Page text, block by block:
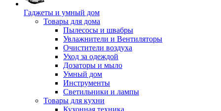
Гаджеты и умный дом
Товары для дома
Пылесосы и швабры
Увлажнители и Вентиляторы
Очистители воздуха
Уход за одеждой
Дозаторы и мыло
Умный дом
Инструменты
Светильники и лампы
Товары для кухни
Кухонная техника